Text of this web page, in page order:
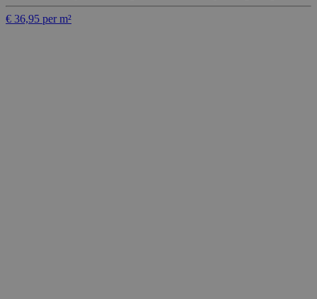
€ 36,95 per m²